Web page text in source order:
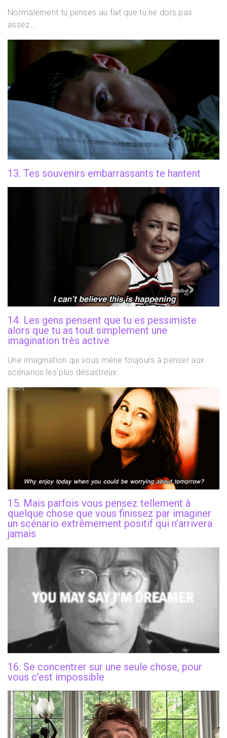
Normalement tu penses au fait que tu ne dors pas
assez…
13. Tes souvenirs embarrassants te hantent
14. Les gens pensent que tu es pessimiste
alors que tu as tout simplement une
imagination très active
Une imagination qui vous mène toujours à penser aux
scénarios les plus désastreux.
15. Mais parfois vous pensez tellement à
quelque chose que vous finissez par imaginer
un scénario extrêmement positif qui n’arrivera
jamais
16. Se concentrer sur une seule chose, pour
vous c’est impossible